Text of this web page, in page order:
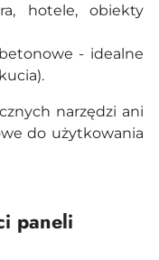
hotele, obiekty
- idealne
narzędzi ani
do użytkowania
paneli